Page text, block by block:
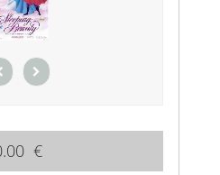
€